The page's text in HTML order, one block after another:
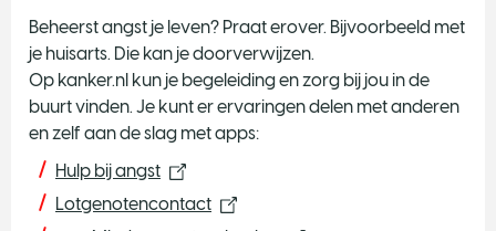
Beheerst angst je leven? Praat erover. Bijvoorbeeld met
je huisarts. Die kan je doorverwijzen.
Op kanker.nl kun je begeleiding en zorg bij jou in de
buurt vinden. Je kunt er ervaringen delen met anderen
en zelf aan de slag met apps:
Hulp bij angst
Lotgenotencontact